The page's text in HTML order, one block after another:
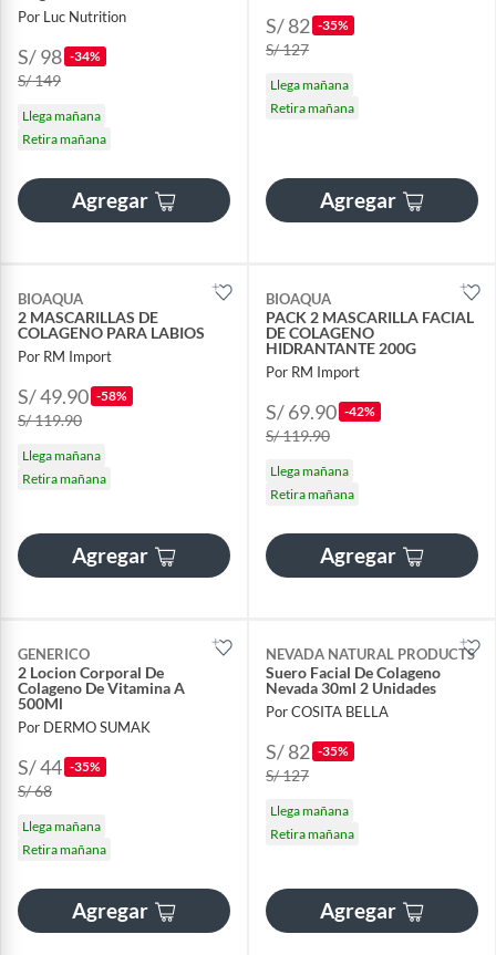
Por Luc Nutrition
S/ 98 -34%
S/ 149
Llega mañana
Retira mañana
Agregar
S/ 82 -35%
S/ 127
Llega mañana
Retira mañana
Agregar
BIOAQUA
2 MASCARILLAS DE
COLAGENO PARA LABIOS
Por RM Import
S/ 49.90 -58%
S/ 119.90
Llega mañana
Retira mañana
Agregar
BIOAQUA
PACK 2 MASCARILLA FACIAL
DE COLAGENO
HIDRANTANTE 200G
Por RM Import
S/ 69.90 -42%
S/ 119.90
Llega mañana
Retira mañana
Agregar
GENERICO
2 Locion Corporal De
Colageno De Vitamina A
500Ml
Por DERMO SUMAK
S/ 44 -35%
S/ 68
Llega mañana
Retira mañana
Agregar
NEVADA NATURAL PRODUCTS
Suero Facial De Colageno
Nevada 30ml 2 Unidades
Por COSITA BELLA
S/ 82 -35%
S/ 127
Llega mañana
Retira mañana
Agregar